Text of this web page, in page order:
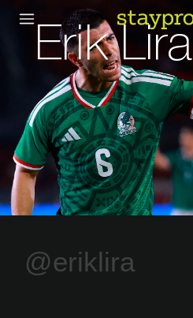
Erik Lira
@eriklira